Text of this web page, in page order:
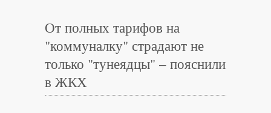
От полных тарифов на
"коммуналку" страдают не
только "тунеядцы" – пояснили
в ЖКХ